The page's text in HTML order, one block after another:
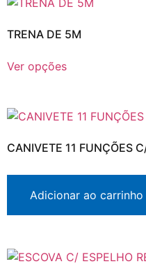
TRENA DE 5M
Ver opções
CANIVETE 11 FUNÇÕES
Adicionar ao carrinho